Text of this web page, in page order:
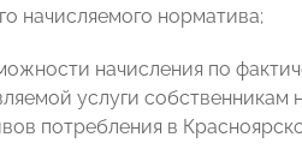
начисляемого норматива;
начисления по
услуги
потребления в